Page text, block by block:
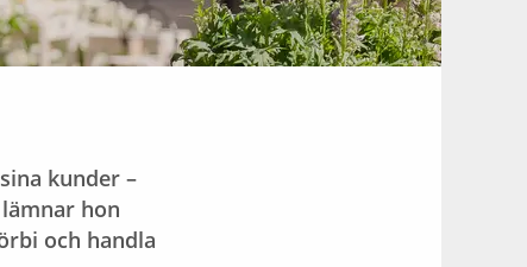
kunder –
hon
och handla